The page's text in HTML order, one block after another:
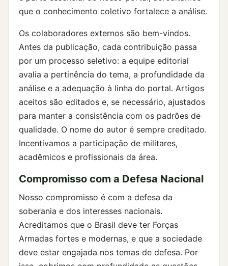
que o conhecimento coletivo fortalece a análise.
Os colaboradores externos são bem-vindos.
Antes da publicação, cada contribuição passa
por um processo seletivo: a equipe editorial
avalia a pertinência do tema, a profundidade da
análise e a adequação à linha do portal. Artigos
aceitos são editados e, se necessário, ajustados
para manter a consistência com os padrões de
qualidade. O nome do autor é sempre creditado.
Incentivamos a participação de militares,
acadêmicos e profissionais da área.
Compromisso com a Defesa Nacional
Nosso compromisso é com a defesa da
soberania e dos interesses nacionais.
Acreditamos que o Brasil deve ter Forças
Armadas fortes e modernas, e que a sociedade
deve estar engajada nos temas de defesa. Por